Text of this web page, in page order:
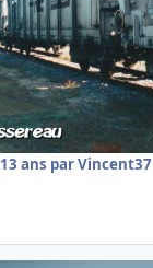
13 ans par Vincent37